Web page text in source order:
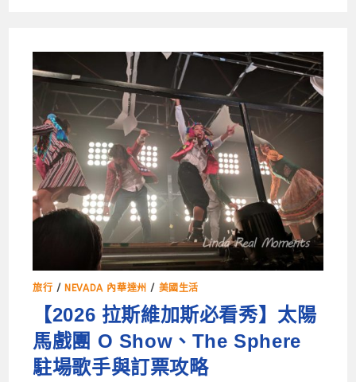
旅行 / NEVADA 內華達州 / 美國生活
【2026 拉斯維加斯必看秀】太陽
馬戲團 O Show、The Sphere
駐場歌手與訂票攻略